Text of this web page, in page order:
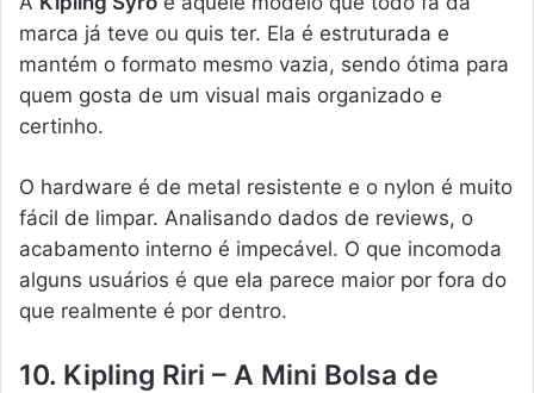
marca já teve ou quis ter. Ela é estruturada e
mantém o formato mesmo vazia, sendo ótima para
quem gosta de um visual mais organizado e
certinho.
O hardware é de metal resistente e o nylon é muito
fácil de limpar. Analisando dados de reviews, o
acabamento interno é impecável. O que incomoda
alguns usuários é que ela parece maior por fora do
que realmente é por dentro.
10. Kipling Riri – A Mini Bolsa de